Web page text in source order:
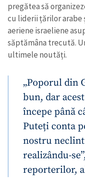
pregătea să
cu liderii țărilor arabe
aeriene israeliene
săptămâna trecută.
ultimele noutăți.
„Poporul din
bun, dar
începe până
Puteți conta
nostru
realizându-
reporterilor,